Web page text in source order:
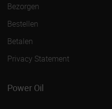
Bezorgen
Bestellen
Betalen
Privacy Statement
Power Oil